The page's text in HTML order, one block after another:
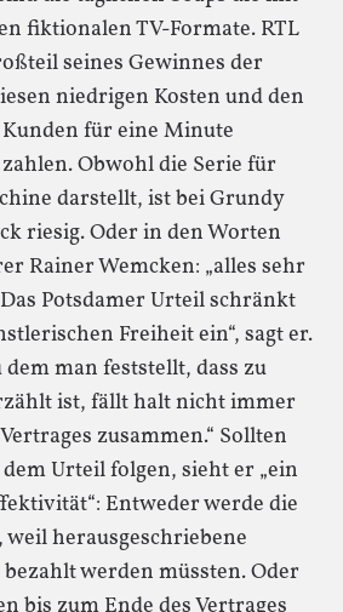
fiktionalen TV-Formate. RTL
seines Gewinnes der
niedrigen Kosten und den
für eine Minute
Obwohl die Serie für
darstellt, ist bei Grundy
riesig. Oder in den Worten
Rainer Wemcken: „alles sehr
Potsdamer Urteil schränkt
Freiheit ein“, sagt er.
man feststellt, dass zu
ist, fällt halt nicht immer
zusammen.“ Sollten
Urteil folgen, sieht er „ein
Entweder werde die
herausgeschriebene
werden müssten. Oder